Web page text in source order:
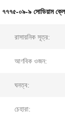
৭৭৭৫-০৯-৯ সোডিয়াম
রাসায়নিক সূত্র:
আণবিক ওজন:
ঘনত্ব:
চেহারা: